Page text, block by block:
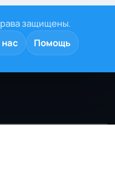
защищены.
Помощь